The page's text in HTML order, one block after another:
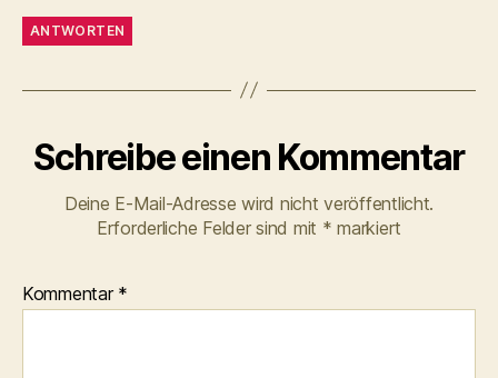
ANTWORTEN
Schreibe einen Kommentar
Deine E-Mail-Adresse wird nicht veröffentlicht.
Erforderliche Felder sind mit * markiert
Kommentar *